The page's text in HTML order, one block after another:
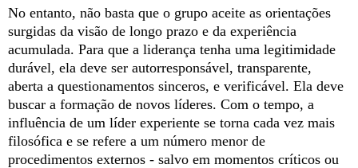
No entanto, não basta que o grupo aceite as orientações
surgidas da visão de longo prazo e da experiência
acumulada. Para que a liderança tenha uma legitimidade
durável, ela deve ser autorresponsável, transparente,
aberta a questionamentos sinceros, e verificável. Ela deve
buscar a formação de novos líderes. Com o tempo, a
influência de um líder experiente se torna cada vez mais
filosófica e se refere a um número menor de
procedimentos externos - salvo em momentos críticos ou